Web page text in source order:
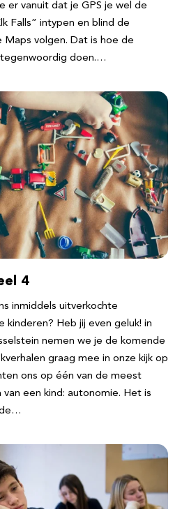
er vanuit dat je GPS je wel de
Falls” intypen en blind de
Maps volgen. Dat is hoe de
doen.…
4
inmiddels uitverkochte
kinderen? Heb jij even geluk! in
nemen we je de komende
graag mee in onze kijk op
ons op één van de meest
een kind: autonomie. Het is